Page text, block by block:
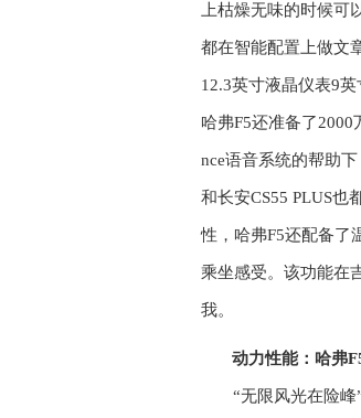
上枯燥无味的时候
都在智能配置上做文
12.3英寸液晶仪表9英
哈弗F5还准备了2000
nce语音系统的帮助下
和长安CS55 PLUS也
性，哈弗F5还配备了
乘坐感受。该功能在
我。
动力性能：哈弗
“无限风光在险峰